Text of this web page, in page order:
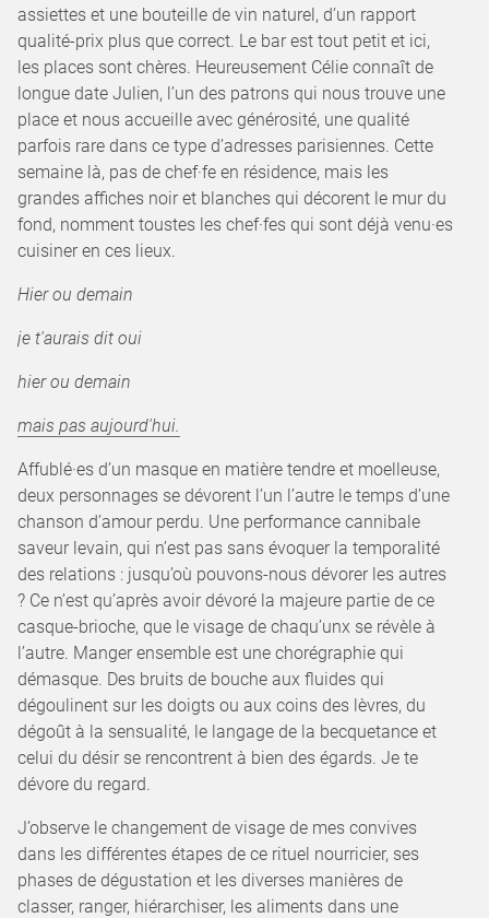
assiettes et une bouteille de vin naturel, d’un rapport
qualité-prix plus que correct. Le bar est tout petit et ici,
les places sont chères. Heureusement Célie connaît de
longue date Julien, l’un des patrons qui nous trouve une
place et nous accueille avec générosité, une qualité
parfois rare dans ce type d’adresses parisiennes. Cette
semaine là, pas de chef·fe en résidence, mais les
grandes affiches noir et blanches qui décorent le mur du
fond, nomment toustes les chef·fes qui sont déjà venu·es
cuisiner en ces lieux.
Hier ou demain
je t'aurais dit oui
hier ou demain
mais pas aujourd'hui.
Affublé·es d’un masque en matière tendre et moelleuse,
deux personnages se dévorent l’un l’autre le temps d’une
chanson d’amour perdu. Une performance cannibale
saveur levain, qui n’est pas sans évoquer la temporalité
des relations : jusqu’où pouvons-nous dévorer les autres
? Ce n’est qu’après avoir dévoré la majeure partie de ce
casque-brioche, que le visage de chaqu’unx se révèle à
l’autre. Manger ensemble est une chorégraphie qui
démasque. Des bruits de bouche aux fluides qui
dégoulinent sur les doigts ou aux coins des lèvres, du
dégoût à la sensualité, le langage de la becquetance et
celui du désir se rencontrent à bien des égards. Je te
dévore du regard.
J’observe le changement de visage de mes convives
dans les différentes étapes de ce rituel nourricier, ses
phases de dégustation et les diverses manières de
classer, ranger, hiérarchiser, les aliments dans une